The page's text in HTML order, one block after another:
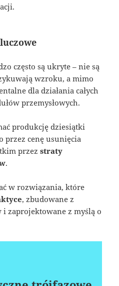
często są ukryte – nie są
wzroku, a mimo
dla działania całych
przemysłowych.
produkcję dziesiątki
przez cenę usunięcia
przezstraty
.
w rozwiązania, które
, zbudowane z
zaprojektowane z myślą o